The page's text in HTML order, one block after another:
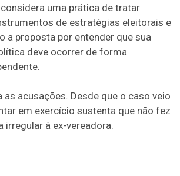
uma prática de tratar
de estratégias eleitorais e
a proposta por entender que sua
deve ocorrer de forma
as acusações. Desde que o caso veio
em exercício sustenta que não fez
irregular à ex-vereadora.